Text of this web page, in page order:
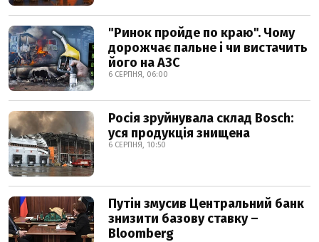
"Ринок пройде по краю". Чому
дорожчає пальне і чи вистачить
його на АЗС
6 СЕРПНЯ, 06:00
Росія зруйнувала склад Bosch:
уся продукція знищена
6 СЕРПНЯ, 10:50
Путін змусив Центральний банк
знизити базову ставку –
Bloomberg